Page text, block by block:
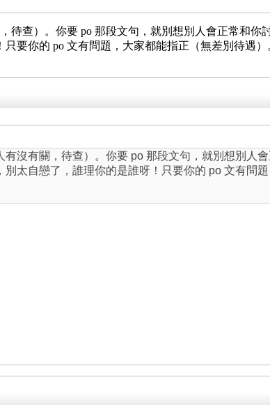
待查）。你要 po 那段文句，就別想別人會正常和
要你的 po 文有問題，大家都能指正（無差別待遇）
沒有關，待查）。你要 po 那段文句，就別想別人
太自戀了，誰理你的是誰呀！只要你的 po 文有問